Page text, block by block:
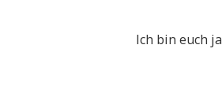
Ich bin euch